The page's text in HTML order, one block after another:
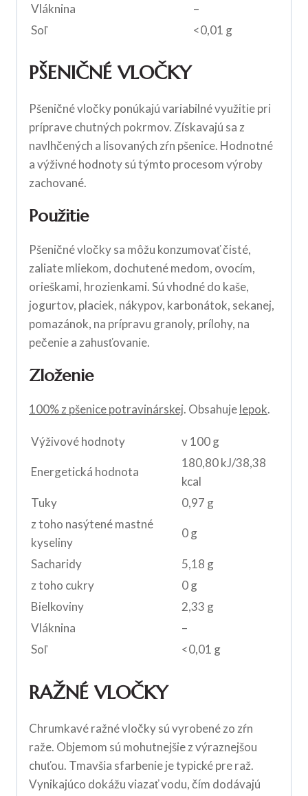
Vláknina
–
Soľ
<0,01 g
PŠENIČNÉ VLOČKY
Pšeničné vločky ponúkajú variabilné využitie pri
príprave chutných pokrmov. Získavajú sa z
navlhčených a lisovaných zŕn pšenice. Hodnotné
a výživné hodnoty sú týmto procesom výroby
zachované.
Použitie
Pšeničné vločky sa môžu konzumovať čisté,
zaliate mliekom, dochutené medom, ovocím,
orieškami, hrozienkami. Sú vhodné do kaše,
jogurtov, placiek, nákypov, karbonátok, sekanej,
pomazánok, na prípravu granoly, prílohy, na
pečenie a zahusťovanie.
Zloženie
100% z pšenice potravinárskej. Obsahujelepok.
Výživové hodnoty v 100 g
Energetická hodnota
180,80 kJ/38,38
kcal
Tuky
0,97 g
z toho nasýtené mastné
kyseliny
0 g
Sacharidy
5,18 g
z toho cukry
0 g
Bielkoviny
2,33 g
Vláknina
–
Soľ
<0,01 g
RAŽNÉ VLOČKY
Chrumkavé ražné vločky sú vyrobené zo zŕn
raže. Objemom sú mohutnejšie z výraznejšou
chuťou. Tmavšia sfarbenie je typické pre raž.
Vynikajúco dokážu viazať vodu, čím dodávajú